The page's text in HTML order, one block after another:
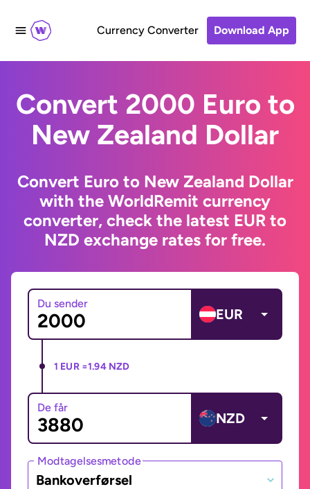
Currency Converter Download App
Convert 2000 Euro to
New Zealand Dollar
Convert Euro to New Zealand Dollar
with the WorldRemit currency
converter, check the latest EUR to
NZD exchange rates for free.
Du sender
EUR
1 EUR =1.94 NZD
De får
NZD
Modtagelsesmetode
Bankoverførsel